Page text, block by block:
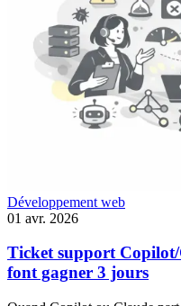
Développement web
01 avr. 2026
Ticket support
font gagner 3 jours